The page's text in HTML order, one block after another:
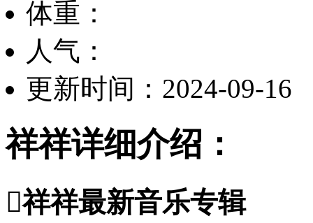
体重：
人气：
更新时间：2024-09-16
祥祥详细介绍：
祥祥最新音乐专辑